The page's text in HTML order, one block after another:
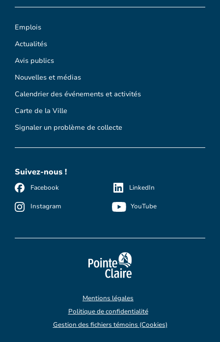
Emplois
Actualités
Avis publics
Nouvelles et médias
Calendrier des événements et activités
Carte de la Ville
Signaler un problème de collecte
Suivez-nous !
Facebook
Instagram
LinkedIn
YouTube
Mentions légales
Politique de confidentialité
Gestion des fichiers témoins (Cookies)